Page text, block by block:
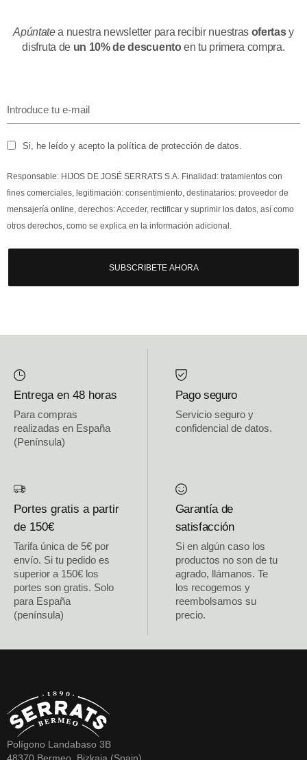
Apúntatea nuestra newsletter para recibir nuestras ofertasy
disfruta de un 10% de descuentoen tu primera compra.
Si, he leído y acepto la política de protección de datos.
Responsable: HIJOS DE JOSÉ SERRATS S.A. Finalidad: tratamientos con
fines comerciales, legitimación: consentimiento, destinatarios: proveedor de
mensajería online, derechos: Acceder, rectificar y suprimir los datos, así como
otros derechos, como se explica en la información adicional.
SUBSCRIBETE AHORA
Entrega en 48 horas
Para compras
realizadas en España
(Península)
Pago seguro
Servicio seguro y
confidencial de datos.
Portes gratis a partir
de 150€
Tarifa única de 5€ por
envío. Si tu pedido es
superior a 150€ los
portes son gratis. Solo
para España
(península)
Garantía de
satisfacción
Si en algún caso los
productos no son de tu
agrado, llámanos. Te
los recogemos y
reembolsamos su
precio.
Polígono Landabaso 3B